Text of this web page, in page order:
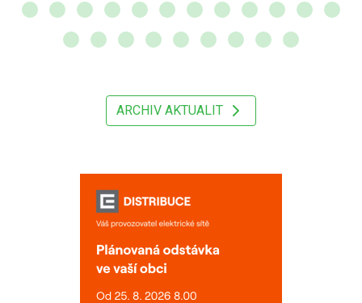
ARCHIV AKTUALIT